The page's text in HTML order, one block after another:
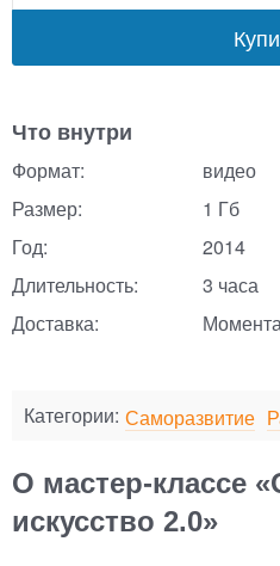
Что внутри
Формат:
видео
Размер:
1 Гб
Год:
2014
Длительность:
3 часа
Доставка:
Категории: Саморазвитие
О мастер-классе
искусство 2.0»